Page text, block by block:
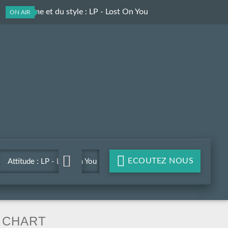
ON AIR
Du rythme et du style : LP - Lost On You
Attitude : LP - Lost On You ECOUTEZ NOUS
CHART